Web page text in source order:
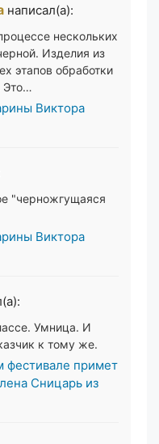
написал(а):
нескольких
Изделия из
этапов обработки
Это…
Виктора
"черножгущаяся
Виктора
Умница. И
к тому же.
фестивале примет
Сницарь из